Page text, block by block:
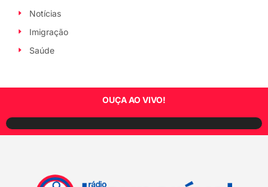
Notícias
Imigração
Saúde
OUÇA AO VIVO!